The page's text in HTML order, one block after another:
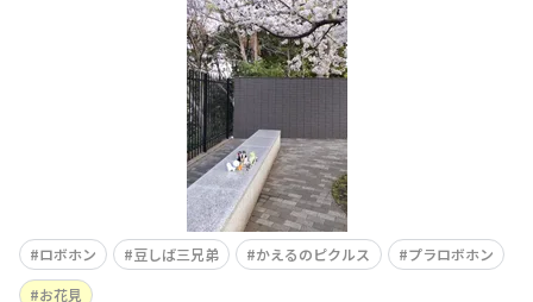
ロボホン 豆しば三兄弟 かえるのピクルス
プラロボホン
お花見